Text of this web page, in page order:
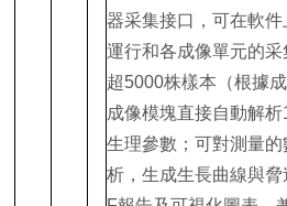
器采集接口，可在軟
運行和各成像單元的
超5000株樣本（根據
成像模塊直接自動解
生理參數；可對測量
析，生成生長曲線與